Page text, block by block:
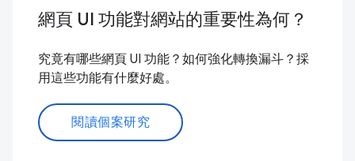
網頁 UI 功能對網站的重要性為何？
究竟有哪些網頁 UI 功能？如何強化轉換漏斗？採
用這些功能有什麼好處。
閱讀個案研究